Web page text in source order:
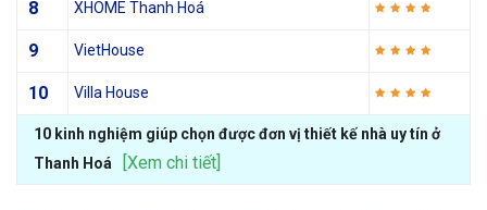
8 XHOME Thanh Hoá
9 VietHouse
10 Villa House
10 kinh nghiệm giúp chọn được đơn vị thiết kế nhà uy tín ở
Thanh Hoá
[Xem chi tiết]